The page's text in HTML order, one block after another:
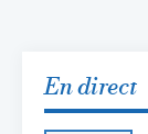
En direct